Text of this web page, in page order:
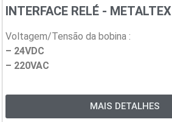
INTERFACE RELÉ - METALTEX
Voltagem/Tensão da bobina :
– 24VDC
– 220VAC
MAIS DETALHES